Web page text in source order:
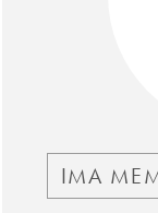
IMA